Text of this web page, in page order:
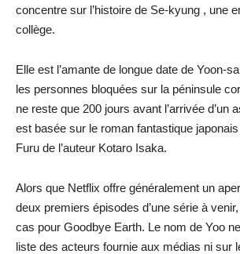
concentre sur l’histoire de Se-kyung , une
collège.
Elle est l’amante de longue date de Yoon-
les personnes bloquées sur la péninsule
ne reste que 200 jours avant l’arrivée d’un
est basée sur le roman fantastique
Furu de l’auteur Kotaro Isaka.
Alors que Netflix offre généralement un
deux premiers épisodes d’une série à
cas pour Goodbye Earth. Le nom de Yoo
liste des acteurs fournie aux médias ni sur